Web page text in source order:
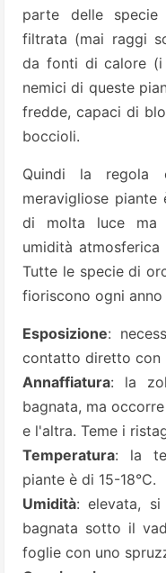
parte delle
filtrata (mai raggi
da fonti di calore (i
nemici di queste
fredde, capaci di
boccioli.
Quindi la regola
meravigliose piante
di molta luce ma
umidità
Tutte le specie di
fioriscono ogni
Esposizione:
contatto diretto con
Annaffiatura: la
bagnata, ma
e l'altra. Teme i
Temperatura: la
piante è di 15-18°C.
Umidità: elevata,
bagnata sotto il
foglie con uno